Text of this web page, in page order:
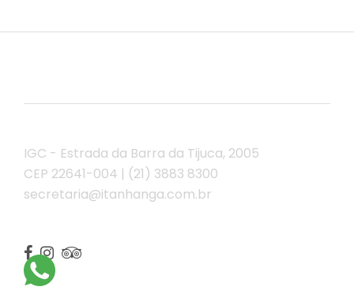
IGC - Estrada da Barra da Tijuca, 2005
CEP 22641-004 | (21) 3883 8300
secretaria@itanhanga.com.br